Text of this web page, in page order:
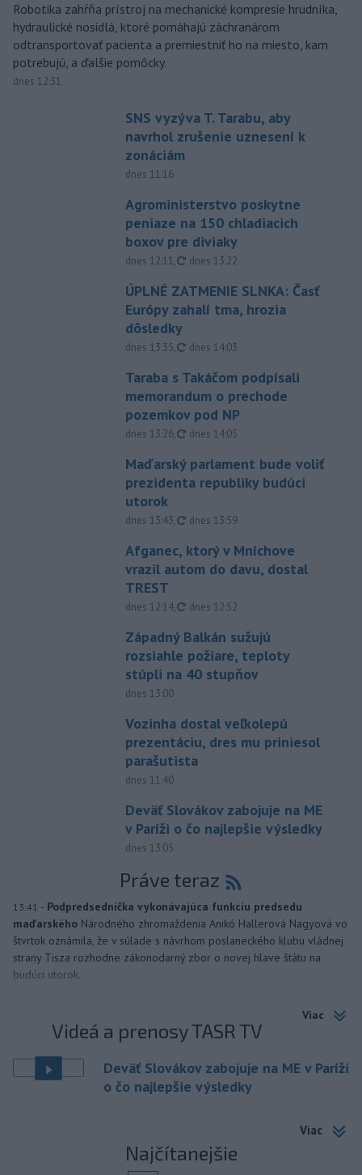
Robotika zahŕňa prístroj na mechanické kompresie hrudníka,
hydraulické nosidlá, ktoré pomáhajú záchranárom
odtransportovať pacienta a premiestniť ho na miesto, kam
potrebujú, a ďalšie pomôcky.
dnes 12:31
SNS vyzýva T. Tarabu, aby
navrhol zrušenie uznesení k
zonáciám
dnes 11:16
Agroministerstvo poskytne
peniaze na 150 chladiacich
boxov pre diviaky
dnes 12:11, aktualizované
dnes 13:22
ÚPLNÉ ZATMENIE SLNKA: Časť
Európy zahalí tma, hrozia
dôsledky
dnes 13:35, aktualizované
dnes 14:03
Taraba s Takáčom podpísali
memorandum o prechode
pozemkov pod NP
dnes 13:26, aktualizované
dnes 14:05
Maďarský parlament bude voliť
prezidenta republiky budúci
utorok
dnes 13:43, aktualizované
dnes 13:59
Afganec, ktorý v Mníchove
vrazil autom do davu, dostal
TREST
dnes 12:14, aktualizované
dnes 12:52
Západný Balkán sužujú
rozsiahle požiare, teploty
stúpli na 40 stupňov
dnes 13:00
Vozinha dostal veľkolepú
prezentáciu, dres mu priniesol
parašutista
dnes 11:40
Deväť Slovákov zabojuje na ME
v Paríži o čo najlepšie výsledky
dnes 13:05
Práve teraz
13:41 - Podpredsedníčka vykonávajúca funkciu predsedu
maďarského Národného zhromaždenia Anikó Hallerová Nagyová vo
štvrtok oznámila, že v súlade s návrhom poslaneckého klubu vládnej
strany Tisza rozhodne zákonodarný zbor o novej hlave štátu na
budúci utorok.
Viac
Videá a prenosy TASR TV
Deväť Slovákov zabojuje na ME v Paríži
o čo najlepšie výsledky
Viac
Najčítanejšie